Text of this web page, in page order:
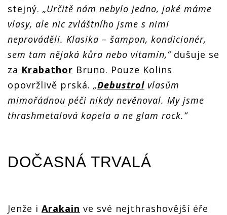
stejný. „Určitě nám nebylo jedno, jaké máme
vlasy, ale nic zvláštního jsme s nimi
neprováděli. Klasika – šampon, kondicionér,
sem tam nějaká kůra nebo vitamín,“dušuje se
za Krabathor Bruno. Pouze Kolins
opovržlivě prská. „Debustrol vlasům
mimořádnou péči nikdy nevěnoval. My jsme
thrashmetalová kapela a ne glam rock.“
DOČASNÁ TRVALÁ
Jenže i Arakain ve své nejthrashovější éře